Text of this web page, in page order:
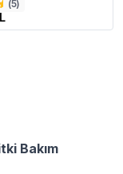
(5)
Bakım